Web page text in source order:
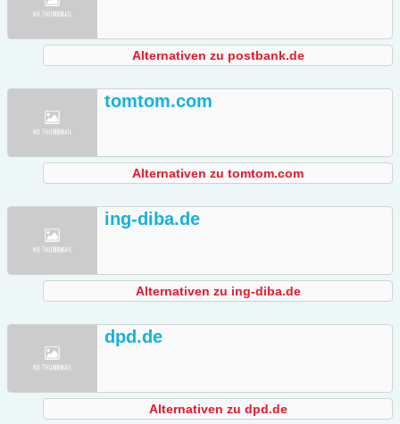
Alternativen zu postbank.de
tomtom.com
Alternativen zu tomtom.com
ing-diba.de
Alternativen zu ing-diba.de
dpd.de
Alternativen zu dpd.de